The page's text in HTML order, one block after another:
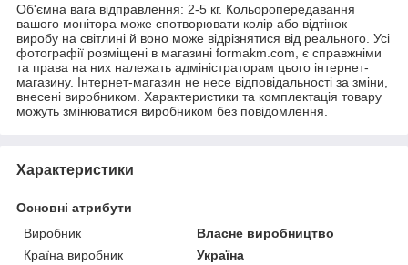
Об'ємна вага відправлення: 2-5 кг. Кольоропередавання
вашого монітора може спотворювати колір або відтінок
виробу на світлині й воно може відрізнятися від реального. Усі
фотографії розміщені в магазині formakm.com, є справжніми
та права на них належать адміністраторам цього інтернет-
магазину. Інтернет-магазин не несе відповідальності за зміни,
внесені виробником. Характеристики та комплектація товару
можуть змінюватися виробником без повідомлення.
Характеристики
Основні атрибути
Виробник
Власне виробництво
Країна виробник
Україна